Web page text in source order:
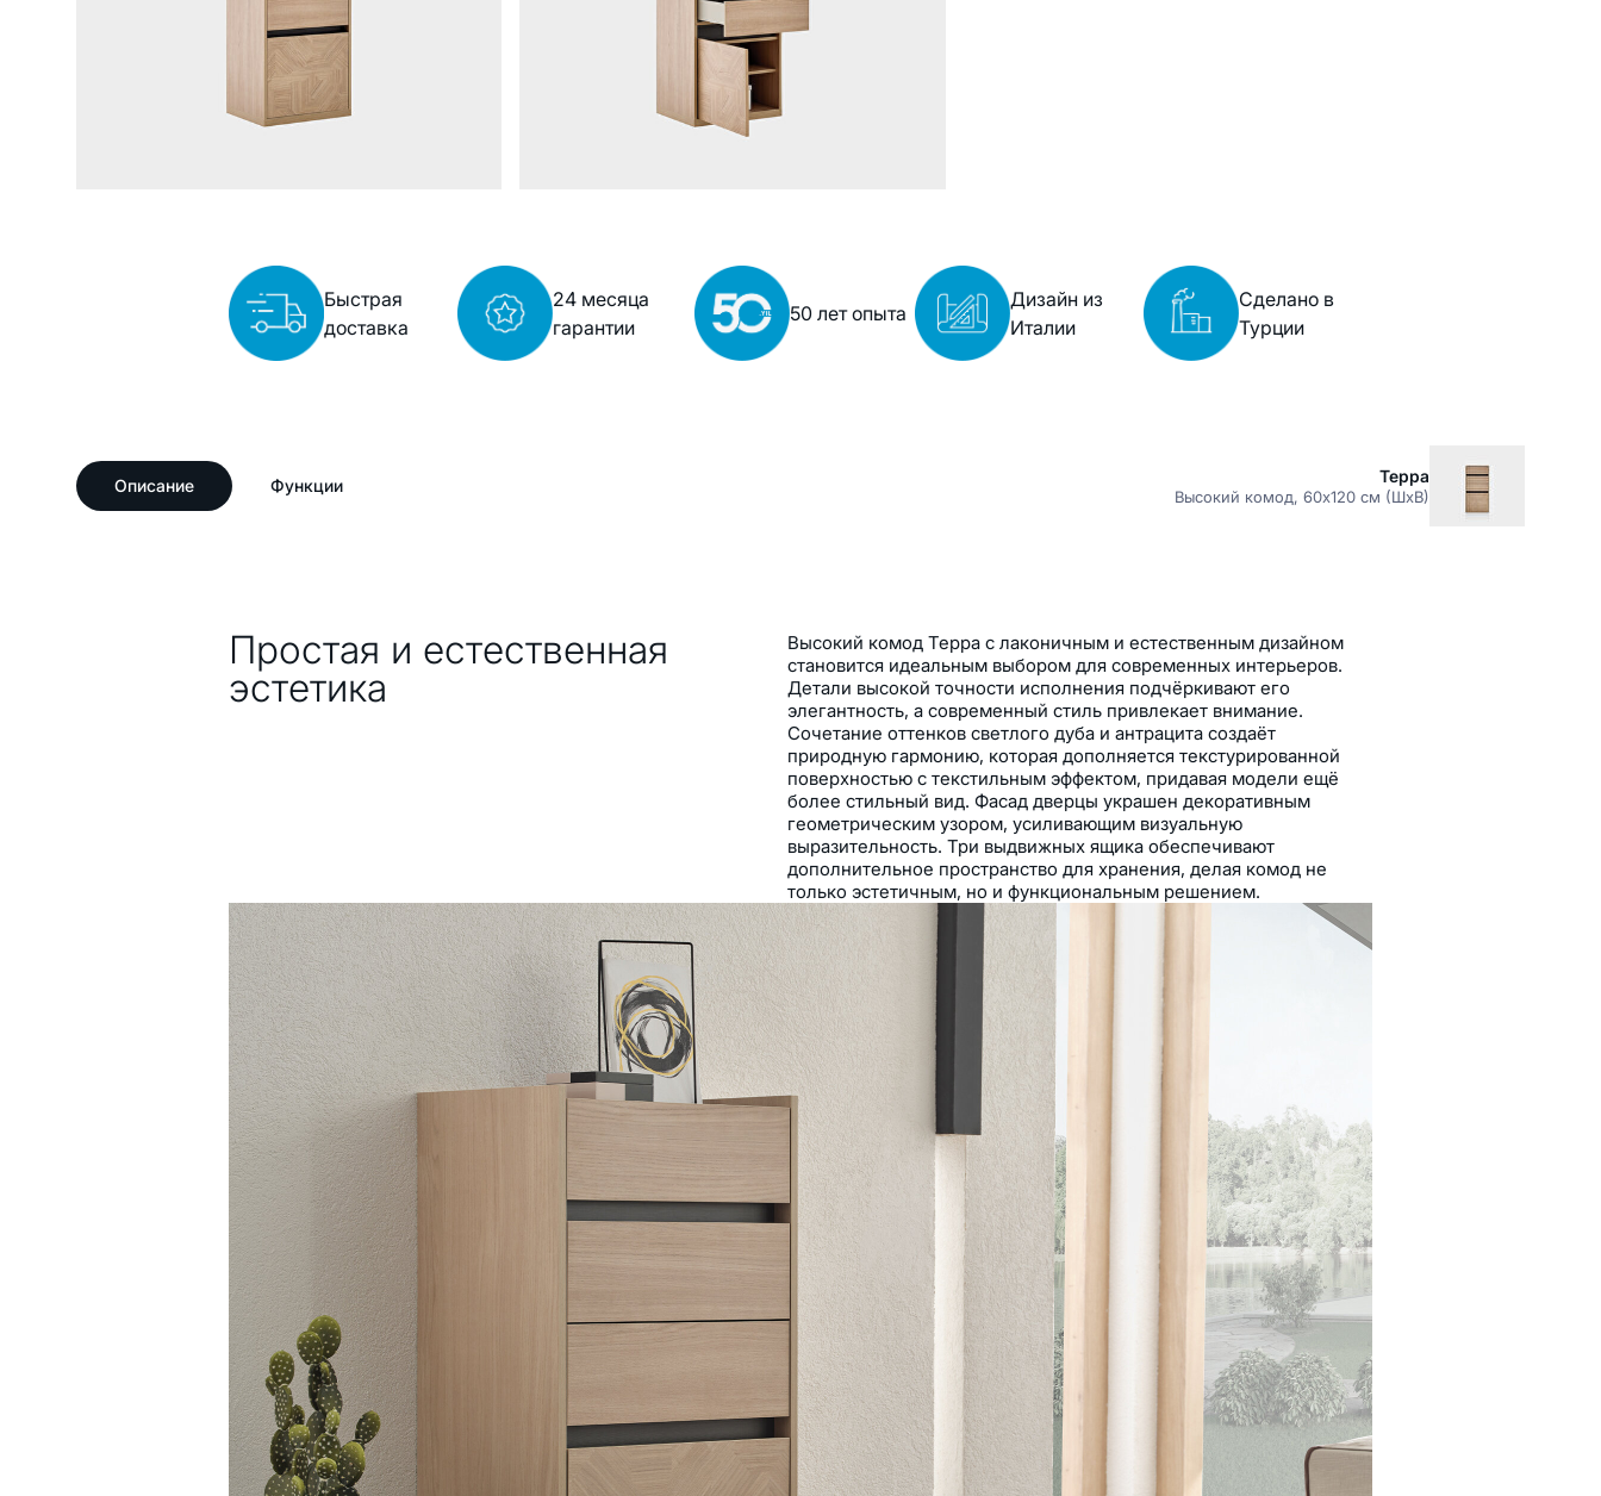
Быстрая
доставка
24 месяца
гарантии
50 лет опыта
Дизайн из
Италии
Сделано в
Турции
Описание Функции Терра
Высокий комод, 60x120 см (ШxВ)
Простая и естественная
эстетика
Высокий комод Терра с лаконичным и естественным дизайном
становится идеальным выбором для современных интерьеров.
Детали высокой точности исполнения подчёркивают его
элегантность, а современный стиль привлекает внимание.
Сочетание оттенков светлого дуба и антрацита создаёт
природную гармонию, которая дополняется текстурированной
поверхностью с текстильным эффектом, придавая модели ещё
более стильный вид. Фасад дверцы украшен декоративным
геометрическим узором, усиливающим визуальную
выразительность. Три выдвижных ящика обеспечивают
дополнительное пространство для хранения, делая комод не
только эстетичным, но и функциональным решением.
Характеристики
Современный дизайн
Натуральный и лаконичный внешний вид
Тщательно проработанные декоративные детали
Сочетание светлого дуба и антрацитового
оттенка
Верхняя панель с покрытием, имитирующим
текстильную фактуру
Декоративный рисунок на одной из дверец
Безручковый минималистичный дизайн
3 выдвижных ящика
1 отделение с дверцей
Петли и направляющие с механизмом плавного
закрывания